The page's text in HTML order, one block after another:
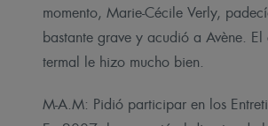
momento, Marie-Cécile Verly,
bastante grave y acudió a Avène.
termal le hizo mucho bien.
M-A.M: Pidió participar en los